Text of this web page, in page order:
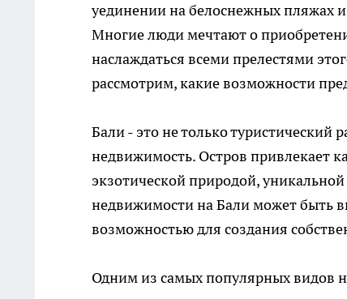
уединении на белоснежных пляжах
Многие люди мечтают о
наслаждаться всеми прелестями
рассмотрим, какие возможности
Бали - это не только туристический
недвижимость. Остров привлекает
экзотической природой,
недвижимости на Бали может быть
возможностью для создания
Одним из самых популярных видов